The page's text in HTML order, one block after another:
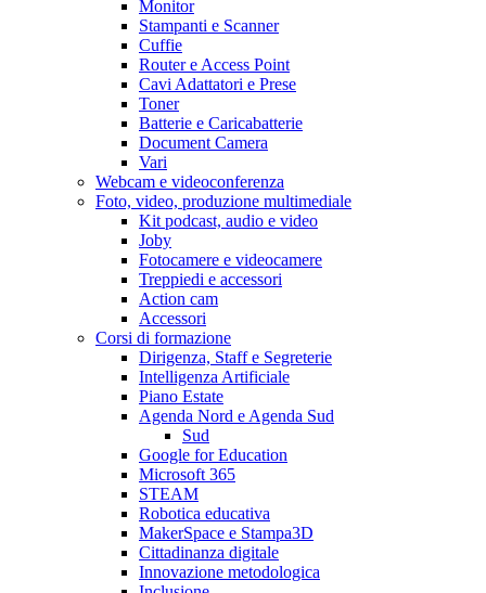
Monitor
Stampanti e Scanner
Cuffie
Router e Access Point
Cavi Adattatori e Prese
Toner
Batterie e Caricabatterie
Document Camera
Vari
Webcam e videoconferenza
Foto, video, produzione multimediale
Kit podcast, audio e video
Joby
Fotocamere e videocamere
Treppiedi e accessori
Action cam
Accessori
Corsi di formazione
Dirigenza, Staff e Segreterie
Intelligenza Artificiale
Piano Estate
Agenda Nord e Agenda Sud
Sud
Google for Education
Microsoft 365
STEAM
Robotica educativa
MakerSpace e Stampa3D
Cittadinanza digitale
Innovazione metodologica